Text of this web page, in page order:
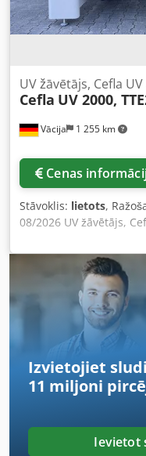
Vācija 1 255 km
UV žāvētājs, Cefla
Cefla UV 2000,
Cenas
Stāvoklis: lietots,
08/2026 UV žāvētājs,
Dsdpfxjyifwpe Acdsck -
Ražošanas gads: 2003
mm) - Darba
Max. detaļu augstums:
gab. - Lampas taisnā
dzīvsudraba lampām -
jauda max. 120 W/cm
Spriegums/frekvence:
pieslēgums: 86 A /
Izvietojiet
11 miljoni
Ievietot